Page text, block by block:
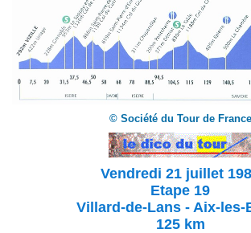
© Société du Tour de France
Vendredi 21 juillet
Etape 19
Villard-de-Lans - Aix-les-
125 km